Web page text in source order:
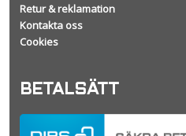
Retur & reklamation
Kontakta oss
Cookies
BETALSÄTT